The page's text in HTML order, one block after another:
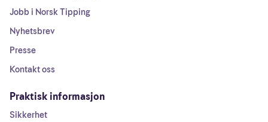
Jobb i Norsk Tipping
Nyhetsbrev
Presse
Kontakt oss
Praktisk informasjon
Sikkerhet